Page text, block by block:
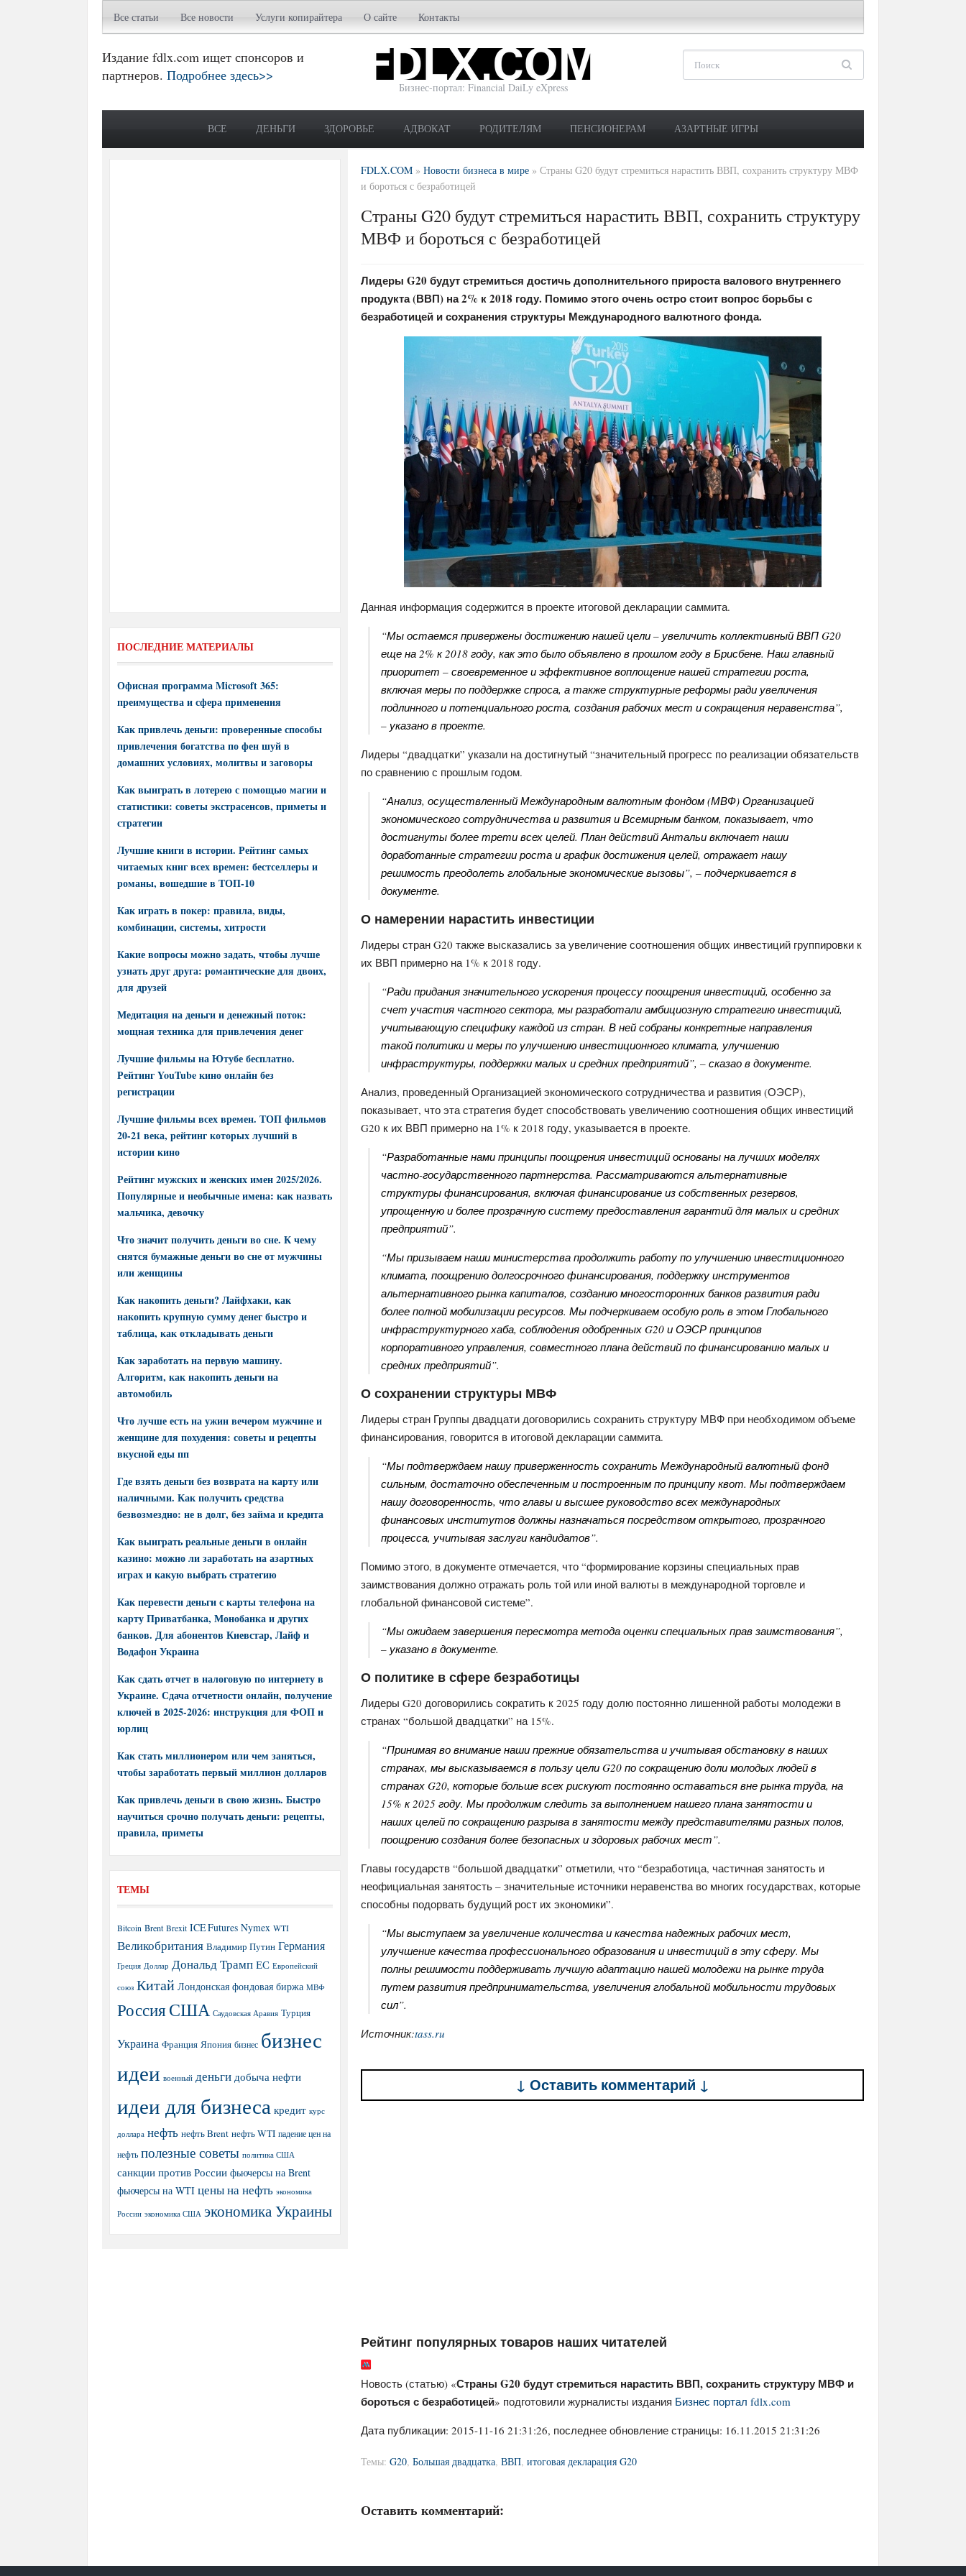
Все статьи Все новости Услуги копирайтера О сайте Контакты
Издание fdlx.com ищет спонсоров и
партнеров. Подробнее здесь>>
Бизнес-портал: Financial DaiLy eXpress
ВСЕ ДЕНЬГИ ЗДОРОВЬЕ АДВОКАТ РОДИТЕЛЯМ ПЕНСИОНЕРАМ АЗАРТНЫЕ ИГРЫ
FDLX.COM » Новости бизнеса в мире » Страны G20 будут стремиться нарастить ВВП, сохранить структуру МВФ
и бороться с безработицей
Страны G20 будут стремиться нарастить ВВП, сохранить структуру
МВФ и бороться с безработицей
Лидеры G20 будут стремиться достичь дополнительного прироста валового внутреннего
продукта (ВВП) на 2% к 2018 году. Помимо этого очень остро стоит вопрос борьбы с
безработицей и сохранения структуры Международного валютного фонда.
Данная информация содержится в проекте итоговой декларации саммита.
“Мы остаемся привержены достижению нашей цели – увеличить коллективный ВВП G20
еще на 2% к 2018 году, как это было объявлено в прошлом году в Брисбене. Наш главный
приоритет – своевременное и эффективное воплощение нашей стратегии роста,
включая меры по поддержке спроса, а также структурные реформы ради увеличения
подлинного и потенциального роста, создания рабочих мест и сокращения неравенства”,
– указано в проекте.
Лидеры “двадцатки” указали на достигнутый “значительный прогресс по реализации обязательств
по сравнению с прошлым годом.
“Анализ, осуществленный Международным валютным фондом (МВФ) Организацией
экономического сотрудничества и развития и Всемирным банком, показывает, что
достигнуты более трети всех целей. План действий Антальи включает наши
доработанные стратегии роста и график достижения целей, отражает нашу
решимость преодолеть глобальные экономические вызовы”, – подчеркивается в
документе.
О намерении нарастить инвестиции
Лидеры стран G20 также высказались за увеличение соотношения общих инвестиций группировки к
их ВВП примерно на 1% к 2018 году.
“Ради придания значительного ускорения процессу поощрения инвестиций, особенно за
счет участия частного сектора, мы разработали амбициозную стратегию инвестиций,
учитывающую специфику каждой из стран. В ней собраны конкретные направления
такой политики и меры по улучшению инвестиционного климата, улучшению
инфраструктуры, поддержки малых и средних предприятий”, – сказао в документе.
Анализ, проведенный Организацией экономического сотрудничества и развития (ОЭСР),
показывает, что эта стратегия будет способствовать увеличению соотношения общих инвестиций
G20 к их ВВП примерно на 1% к 2018 году, указывается в проекте.
“Разработанные нами принципы поощрения инвестиций основаны на лучших моделях
частно-государственного партнерства. Рассматриваются альтернативные
структуры финансирования, включая финансирование из собственных резервов,
упрощенную и более прозрачную систему предоставления гарантий для малых и средних
предприятий”.
“Мы призываем наши министерства продолжить работу по улучшению инвестиционного
климата, поощрению долгосрочного финансирования, поддержку инструментов
альтернативного рынка капиталов, созданию многосторонних банков развития ради
более полной мобилизации ресурсов. Мы подчеркиваем особую роль в этом Глобального
инфраструктурного хаба, соблюдения одобренных G20 и ОЭСР принципов
корпоративного управления, совместного плана действий по финансированию малых и
средних предприятий”.
О сохранении структуры МВФ
Лидеры стран Группы двадцати договорились сохранить структуру МВФ при необходимом объеме
финансирования, говорится в итоговой декларации саммита.
“Мы подтверждаем нашу приверженность сохранить Международный валютный фонд
сильным, достаточно обеспеченным и построенным по принципу квот. Мы подтверждаем
нашу договоренность, что главы и высшее руководство всех международных
финансовых институтов должны назначаться посредством открытого, прозрачного
процесса, учитывая заслуги кандидатов”.
Помимо этого, в документе отмечается, что “формирование корзины специальных прав
заимствования должно отражать роль той или иной валюты в международной торговле и
глобальной финансовой системе”.
“Мы ожидаем завершения пересмотра метода оценки специальных прав заимствования”,
– указано в документе.
О политике в сфере безработицы
Лидеры G20 договорились сократить к 2025 году долю постоянно лишенной работы молодежи в
странах “большой двадцатки” на 15%.
“Принимая во внимание наши прежние обязательства и учитывая обстановку в наших
странах, мы высказываемся в пользу цели G20 по сокращению доли молодых людей в
странах G20, которые больше всех рискуют постоянно оставаться вне рынка труда, на
15% к 2025 году. Мы продолжим следить за выполнением нашего плана занятости и
наших целей по сокращению разрыва в занятости между представителями разных полов,
поощрению создания более безопасных и здоровых рабочих мест”.
Главы государств “большой двадцатки” отметили, что “безработица, частичная занятость и
неофициальная занятость – значительные источники неравенства во многих государствах, которые
способны подорвать будущий рост их экономики”.
“Мы выступаем за увеличение количества и качества надежных рабочих мест,
улучшение качества профессионального образования и инвестиций в эту сферу. Мы
полны решимости поддерживать лучшую адаптацию нашей молодежи на рынке труда
путем развития предпринимательства, увеличения глобальной мобильности трудовых
сил”.
Источник:tass.ru
↓ Оставить комментарий ↓
Рейтинг популярных товаров наших читателей
Новость (статью) «Страны G20 будут стремиться нарастить ВВП, сохранить структуру МВФ и
бороться с безработицей» подготовили журналисты издания Бизнес портал fdlx.com
Дата публикации: 2015-11-16 21:31:26, последнее обновление страницы: 16.11.2015 21:31:26
Темы: G20, Большая двадцатка, ВВП, итоговая декларация G20
Оставить комментарий:
ПОСЛЕДНИЕ МАТЕРИАЛЫ
Офисная программа Microsoft 365:
преимущества и сфера применения
Как привлечь деньги: проверенные способы
привлечения богатства по фен шуй в
домашних условиях, молитвы и заговоры
Как выиграть в лотерею с помощью магии и
статистики: советы экстрасенсов, приметы и
стратегии
Лучшие книги в истории. Рейтинг самых
читаемых книг всех времен: бестселлеры и
романы, вошедшие в ТОП-10
Как играть в покер: правила, виды,
комбинации, системы, хитрости
Какие вопросы можно задать, чтобы лучше
узнать друг друга: романтические для двоих,
для друзей
Медитация на деньги и денежный поток:
мощная техника для привлечения денег
Лучшие фильмы на Ютубе бесплатно.
Рейтинг YouTube кино онлайн без
регистрации
Лучшие фильмы всех времен. ТОП фильмов
20-21 века, рейтинг которых лучший в
истории кино
Рейтинг мужских и женских имен 2025/2026.
Популярные и необычные имена: как назвать
мальчика, девочку
Что значит получить деньги во сне. К чему
снятся бумажные деньги во сне от мужчины
или женщины
Как накопить деньги? Лайфхаки, как
накопить крупную сумму денег быстро и
таблица, как откладывать деньги
Как заработать на первую машину.
Алгоритм, как накопить деньги на
автомобиль
Что лучше есть на ужин вечером мужчине и
женщине для похудения: советы и рецепты
вкусной еды пп
Где взять деньги без возврата на карту или
наличными. Как получить средства
безвозмездно: не в долг, без займа и кредита
Как выиграть реальные деньги в онлайн
казино: можно ли заработать на азартных
играх и какую выбрать стратегию
Как перевести деньги с карты телефона на
карту Приватбанка, Монобанка и других
банков. Для абонентов Киевстар, Лайф и
Водафон Украина
Как сдать отчет в налоговую по интернету в
Украине. Сдача отчетности онлайн, получение
ключей в 2025-2026: инструкция для ФОП и
юрлиц
Как стать миллионером или чем заняться,
чтобы заработать первый миллион долларов
Как привлечь деньги в свою жизнь. Быстро
научиться срочно получать деньги: рецепты,
правила, приметы
ТЕМЫ
Bitcoin Brent Brexit ICE Futures Nymex WTI
Великобритания Владимир Путин Германия
Греция Доллар Дональд Трамп ЕС Европейский
союз Китай Лондонская фондовая биржа МВФ
РоссияСША Саудовская Аравия Турция
Украина Франция Япония бизнес бизнес
идеи военный деньги добыча нефти
идеи для бизнеса кредит курс
доллара нефть нефть Brent нефть WTI падение цен на
нефть полезные советы политика США
санкции против России фьючерсы на Brent
фьючерсы на WTI цены на нефть экономика
России экономика США экономика Украины